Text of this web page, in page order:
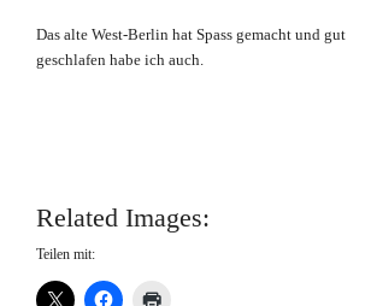
Das alte West-Berlin hat Spass gemacht und gut
geschlafen habe ich auch.
Related Images:
Teilen mit: